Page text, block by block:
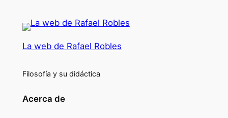
La web de Rafael Robles
Filosofía y su didáctica
Acerca de